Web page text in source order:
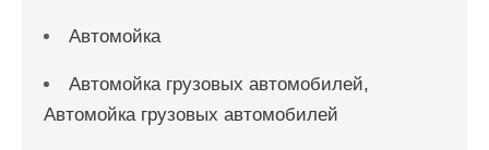
Автомойка
Автомойка грузовых автомобилей,
Автомойка грузовых автомобилей